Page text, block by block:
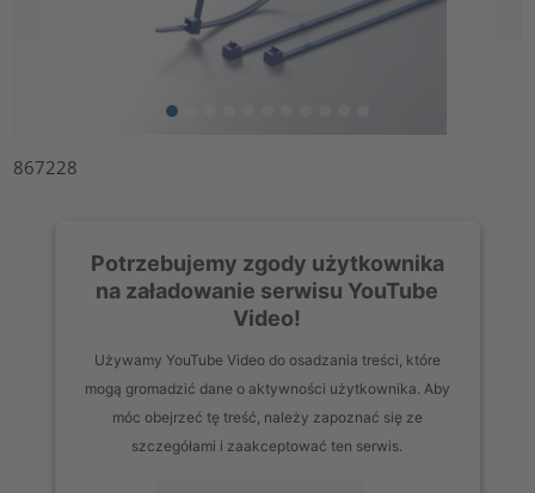
867228
Potrzebujemy zgody użytkownika
na załadowanie serwisu YouTube
Video!
Używamy YouTube Video do osadzania treści, które
mogą gromadzić dane o aktywności użytkownika. Aby
móc obejrzeć tę treść, należy zapoznać się ze
szczegółami i zaakceptować ten serwis.